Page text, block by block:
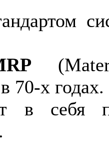
70-х годах.
в себя